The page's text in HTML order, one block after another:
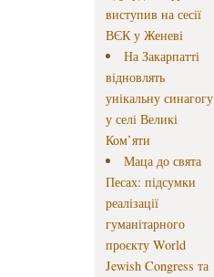
виступив на сесії
ВЄК у Женеві
На Закарпатті
відновлять
унікальну синагогу
у селі Великі
Ком’яти
Маца до свята
Песах: підсумки
реалізації
гуманітарного
проєкту World
Jewish Congress та